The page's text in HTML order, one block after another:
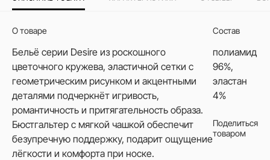
О товаре
Бельё серии Desire из роскошного
цветочного кружева, эластичной сетки с
геометрическим рисунком и акцентными
деталями подчеркнёт игривость,
романтичность и притягательность образа.
Бюстгальтер с мягкой чашкой обеспечит
безупречную поддержку, подарит ощущение
лёгкости и комфорта при носке.
Состав
полиамид
96%,
эластан
4%
Поделиться
товаром